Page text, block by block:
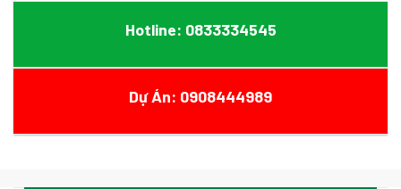
Hotline: 0833334545
Dự Án: 0908444989